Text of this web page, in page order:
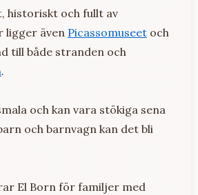
historiskt och fullt av
ligger även Picassomuseet och
till både stranden och
.
och kan vara stökiga sena
och barnvagn kan det bli
El Born för familjer med